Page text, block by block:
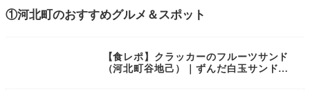
①河北町のおすすめグルメ＆スポット
【食レポ】クラッカーのフルーツサンド
（河北町谷地己）｜ずんだ白玉サンドも